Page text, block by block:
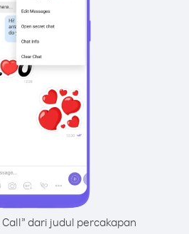
dari judul percakapan